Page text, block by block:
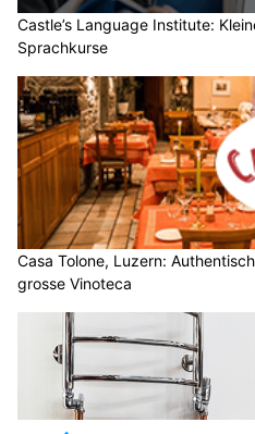
Castle’s Language Institute:
Sprachkurse
Casa Tolone, Luzern:
grosse Vinoteca